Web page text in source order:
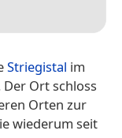
Striegistal im
Der Ort schloss
Orten zur
wiederum seit